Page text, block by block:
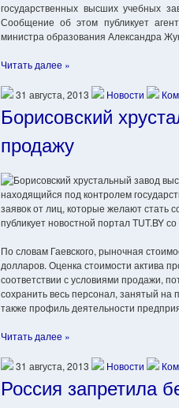
государственных высших учебных
Сообщение об этом публикует
министра образования Александра
Читать далее »
31 августа, 2013 Новости
Борисовский
продажу
находящийся под контролем
заявок от лиц, которые желают стать
публикует новостной портал TUT.BY
По словам Гаевского, рыночная
долларов. Оценка стоимости актива
соответствии с условиями продажи,
сохранить весь персонал, занятый на
также профиль деятельности
Читать далее »
31 августа, 2013 Новости
Россия запретила